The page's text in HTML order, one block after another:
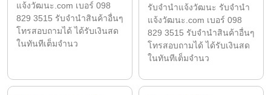
แจ้งวัฒนะ.com เบอร์ 098
829 3515 รับจำนำสินค้าอื่นๆ
โทรสอบถามได้ ได้รับเงินสด
ในทันทีเต็มจำนว
รับจํานําแจ้งวัฒนะ รับจํานํา
แจ้งวัฒนะ.com เบอร์ 098
829 3515 รับจำนำสินค้าอื่นๆ
โทรสอบถามได้ ได้รับเงินสด
ในทันทีเต็มจำนว